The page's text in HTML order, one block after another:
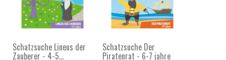
Schatzsuche Lineus der
Zauberer - 4-5...
Schatzsuche Der
Piratenrat - 6-7 jahre